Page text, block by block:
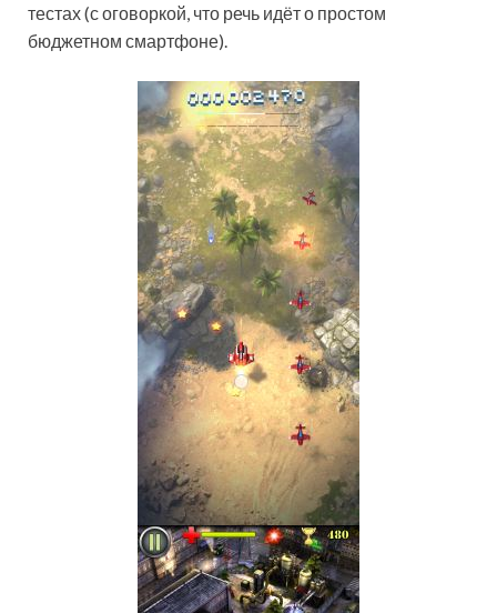
тестах (с оговоркой, что речь идёт о простом
бюджетном смартфоне).